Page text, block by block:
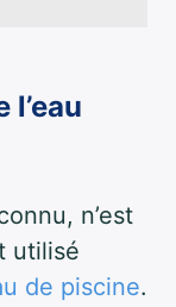
n’est
utilisé
de piscine.